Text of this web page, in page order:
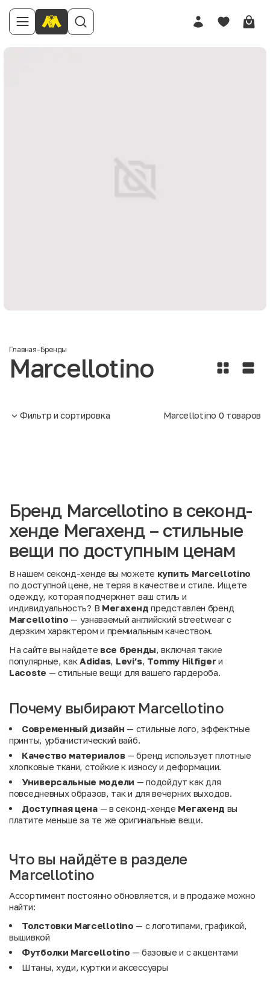
Главная-Бренды
Marcellotino
Фильтр и сортировка Marcellotino 0 товаров
Бренд Marcellotino в секонд-
хенде Мегахенд – стильные
вещи по доступным ценам
В нашем секонд-хенде вы можете купить Marcellotino
по доступной цене, не теряя в качестве и стиле. Ищете
одежду, которая подчеркнет ваш стиль и
индивидуальность? В Мегахенд представлен бренд
Marcellotino — узнаваемый английский streetwear с
дерзким характером и премиальным качеством.
На сайте вы найдете все бренды, включая такие
популярные, какAdidas, Levi’s, Tommy Hilfiger и
Lacoste — стильные вещи для вашего гардероба.
Почему выбирают Marcellotino
Современный дизайн — стильные лого, эффектные
принты, урбанистический вайб.
Качество материалов— бренд использует плотные
хлопковые ткани, стойкие к износу и деформации.
Универсальные модели — подойдут как для
повседневных образов, так и для вечерних выходов.
Доступная цена— в секонд-хенде Мегахенд вы
платите меньше за те же оригинальные вещи.
Что вы найдёте в разделе
Marcellotino
Ассортимент постоянно обновляется, и в продаже можно
найти:
Толстовки Marcellotino — с логотипами, графикой,
вышивкой
Футболки Marcellotino — базовые и с акцентами
Штаны, худи, куртки и аксессуары